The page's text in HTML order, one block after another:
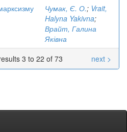
Чумак, Є. О.; Vrait,
Halyna Yakivna;
Врайт, Галина
Яківна
3 to 22 of 73
next >